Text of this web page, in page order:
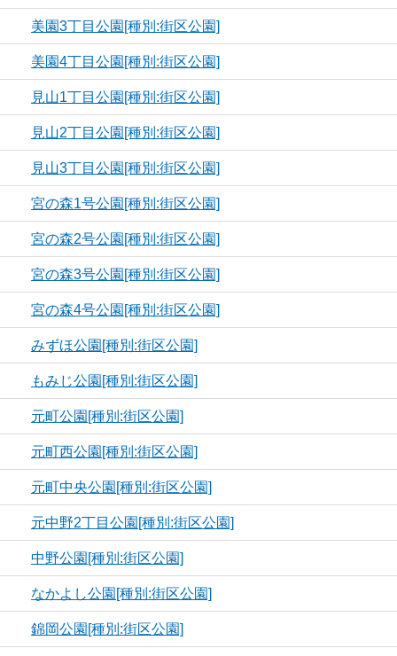
美園3丁目公園[種別:街区公園]
美園4丁目公園[種別:街区公園]
見山1丁目公園[種別:街区公園]
見山2丁目公園[種別:街区公園]
見山3丁目公園[種別:街区公園]
宮の森1号公園[種別:街区公園]
宮の森2号公園[種別:街区公園]
宮の森3号公園[種別:街区公園]
宮の森4号公園[種別:街区公園]
みずほ公園[種別:街区公園]
もみじ公園[種別:街区公園]
元町公園[種別:街区公園]
元町西公園[種別:街区公園]
元町中央公園[種別:街区公園]
元中野2丁目公園[種別:街区公園]
中野公園[種別:街区公園]
なかよし公園[種別:街区公園]
錦岡公園[種別:街区公園]